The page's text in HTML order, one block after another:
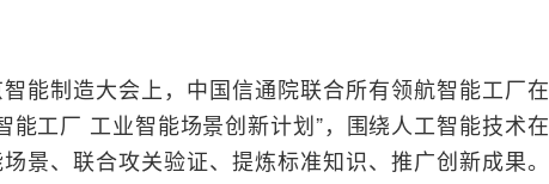
能制造大会上，中国信通院联合所有领航智能工厂在
能工厂 工业智能场景创新计划”，围绕人工智能技术在
景、联合攻关验证、提炼标准知识、推广创新成果。